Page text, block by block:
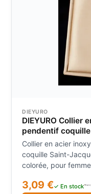
DIEYURO
DIEYURO Collier
pendentif
mer, pierre
océan classique,
Collier en acier
coquille Saint-
colorée, pour
3,09 €✓ En stock